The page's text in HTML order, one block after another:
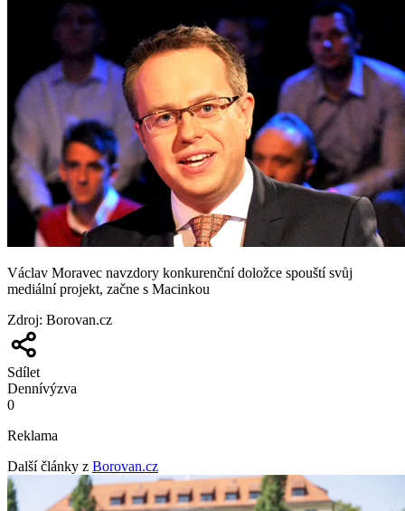
Václav Moravec navzdory konkurenční doložce spouští svůj
mediální projekt, začne s Macinkou
Zdroj: Borovan.cz
Sdílet
Dennívýzva
0
Reklama
Další články z Borovan.cz